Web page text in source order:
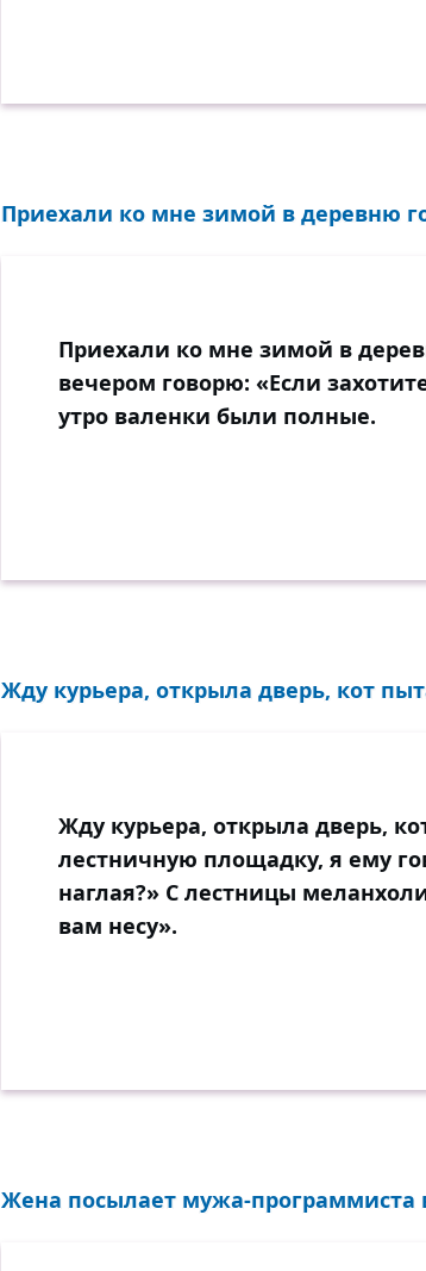
Приехали ко мне зимой в деревню
Приехали ко мне зимой в
вечером говорю: «Если
утро валенки были полные.
Жду курьера, открыла дверь, кот
Жду курьера, открыла дверь,
лестничную площадку, я ему
наглая?» С лестницы
вам несу».
Жена посылает мужа-программиста